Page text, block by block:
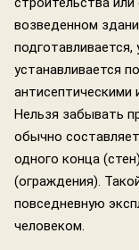
возведенном
устанавливается
антисептическими
Нельзя забывать
обычно
одного конца
(ограждения).
повседневную
человеком.